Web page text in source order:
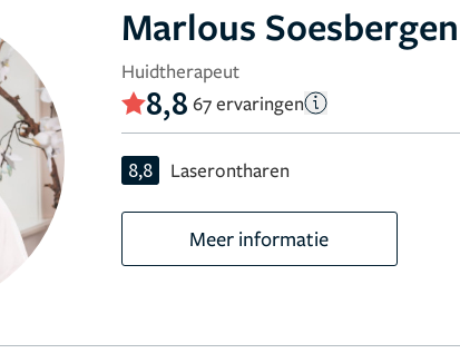
Marlous Soesbergen
Huidtherapeut
8,8 67 ervaringen
8,8 Laserontharen
Meer informatie